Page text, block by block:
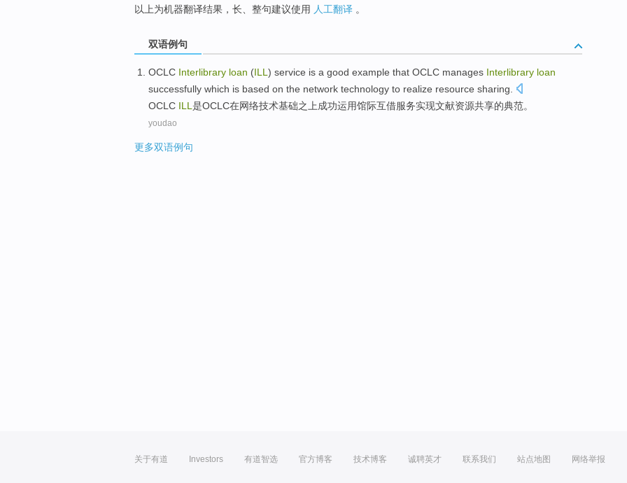
以上为机器翻译结果，长、整句建议使用 人工翻译 。
双语例句
OCLC Interlibrary loan (ILL ) service is a good example that OCLC manages Interlibrary loan
successfully which is based on the network technology to realize resource sharing
OCLC ILL 是OCLC在网络技术基础之上成功运用馆际互借服务实现文献资源共享的典范。
youdao
更多双语例句
关于有道 Investors 有道智选 官方博客 技术博客 诚聘英才 联系我们 站点地图 网络举报